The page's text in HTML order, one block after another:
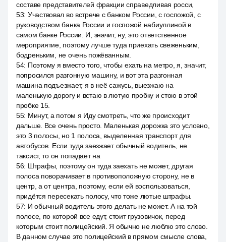
составе представителей фракции справедливая росси,
53: Участвовал во встрече с банком России, с госпожой, с
руководством банка России и госпожой набиуллиной в
самом банке России. И, значит, ну, это ответственное
мероприятие, поэтому лучше туда приехать свеженьким,
бодреньким, не очень пожёванным.
54: Поэтому я вместо того, чтобы ехать на метро, я, значит,
попросился разгонную машину, и вот эта разгонная
машина подъезжает, я в неё сажусь, выезжаю на
маленькую дорогу и встаю в лютую пробку и стою в этой
пробке 15.
55: Минут, а потом я Иду смотреть, что же происходит
дальше. Все очень просто. Маленькая дорожка это условно,
это 3 полосы, но 1 полоса, выделенная транспорт для
автобусов. Если туда заезжает обычный водитель, не
таксист, то он попадает на
56: Штрафы, поэтому он туда заехать не может, другая
полоса поворачивает в противоположную сторону, не в
центр, а от центра, поэтому, если ей воспользоваться,
придётся пересекать полосу, что тоже лютые штрафы.
57: И обычный водитель этого делать не может. А на той
полосе, по которой все едут, стоит грузовичок, перед
которым стоит полицейский. Я обычно не люблю это слово.
В данном случае это полицейский в прямом смысле слова,